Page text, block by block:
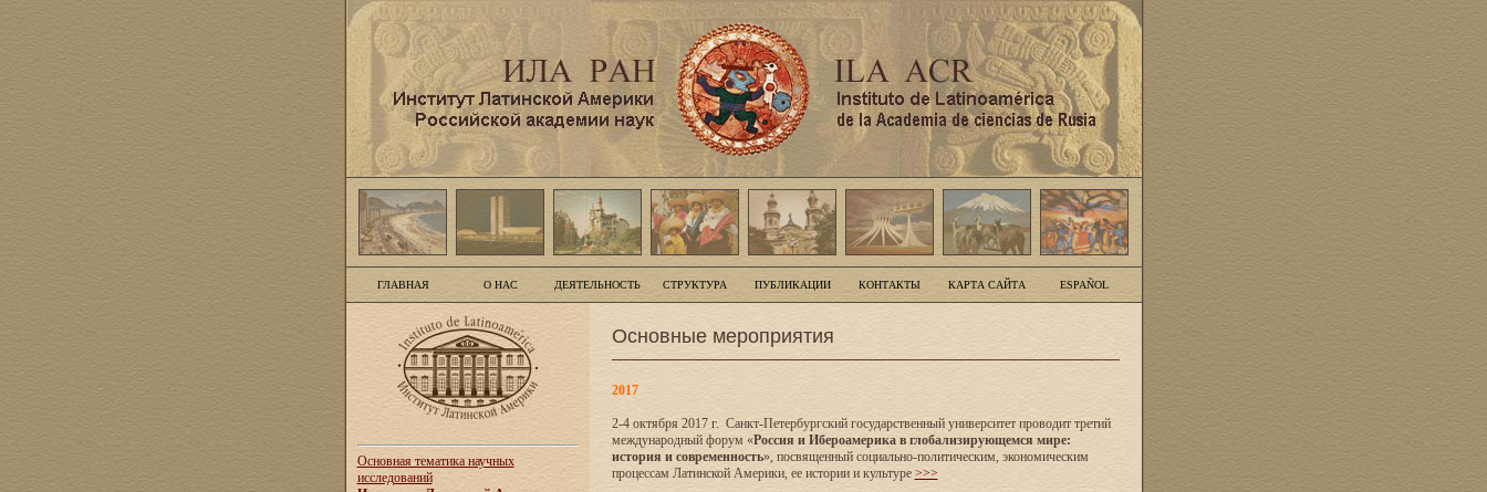
ГЛАВНАЯ О НАС ДЕЯТЕЛЬНОСТЬ СТРУКТУРА ПУБЛИКАЦИИ КОНТАКТЫ КАРТА САЙТА ESPAÑOL
Основная тематика научных
исследований
Основные мероприятия
2017
2-4 октября 2017 г. Санкт-Петербургский государственный университет проводит третий
международный форум «Россия и Ибероамерика в глобализирующемся мире:
история и современность», посвященный социально-политическим, экономическим
процессам Латинской Америки, ее истории и культуре >>>